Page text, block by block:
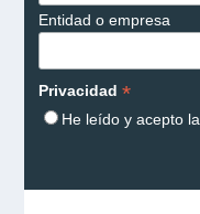
Entidad o empresa
Privacidad *
He leído y acepto la